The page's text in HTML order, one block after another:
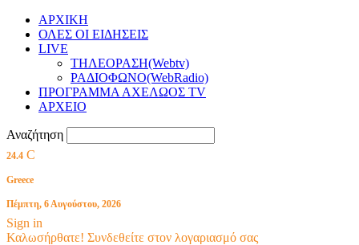
ΑΡΧΙΚΗ
ΟΛΕΣ ΟΙ ΕΙΔΗΣΕΙΣ
LIVE
ΤΗΛΕΟΡΑΣΗ(Webtv)
ΡΑΔΙΟΦΩΝΟ(WebRadio)
ΠΡΟΓΡΑΜΜΑ ΑΧΕΛΩΟΣ TV
ΑΡΧΕΙΟ
Αναζήτηση
24.4 C
Greece
Πέμπτη, 6 Αυγούστου, 2026
Sign in
Καλωσήρθατε! Συνδεθείτε στον λογαριασμό σας